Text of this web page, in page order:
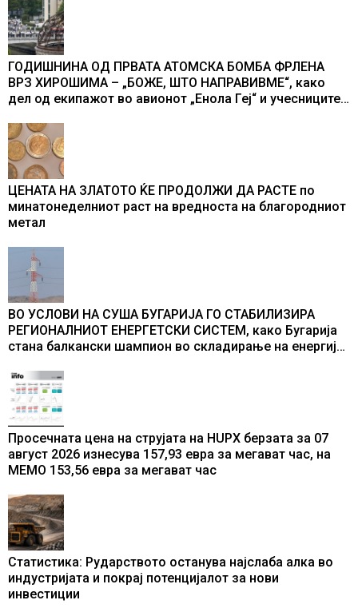
ГОДИШНИНА ОД ПРВАТА АТОМСКА БОМБА ФРЛЕНА
ВРЗ ХИРОШИМА – „БОЖЕ, ШТО НАПРАВИВМЕ“, како
дел од екипажот во авионот „Енола Геј“ и учесниците
промени текот на историјата
ЦЕНАТА НА ЗЛАТОТО ЌЕ ПРОДОЛЖИ ДА РАСТЕ по
минатонеделниот раст на вредноста на благородниот
метал
ВО УСЛОВИ НА СУША БУГАРИЈА ГО СТАБИЛИЗИРА
РЕГИОНАЛНИОТ ЕНЕРГЕТСКИ СИСТЕМ, како Бугарија
стана балкански шампион во складирање на енергија
Просечната цена на струјата на HUPX берзата за 07
август 2026 изнесува 157,93 евра за мегават час, на
МЕМО 153,56 евра за мегават час
Статистика: Рударството останува најслаба алка во
индустријата и покрај потенцијалот за нови
инвестиции